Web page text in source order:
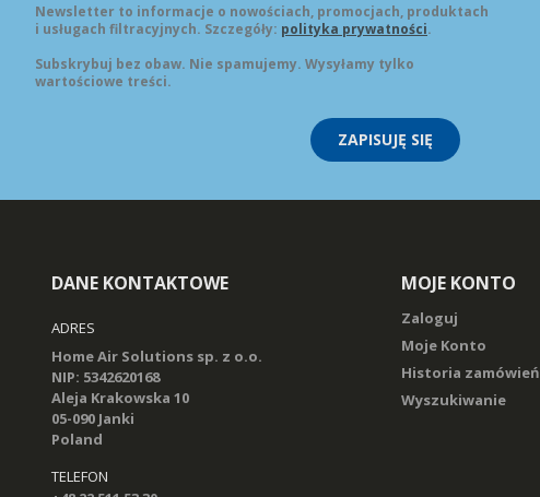
Newsletter to informacje o nowościach, promocjach, produktach
i usługach filtracyjnych. Szczegóły: polityka prywatności.
Subskrybuj bez obaw. Nie spamujemy. Wysyłamy tylko
wartościowe treści.
ZAPISUJĘ SIĘ
DANE KONTAKTOWE
ADRES
Home Air Solutions sp. z o.o.
NIP: 5342620168
Aleja Krakowska 10
05-090 Janki
Poland
TELEFON
MOJE KONTO
Zaloguj
Moje Konto
Historia zamówień
Wyszukiwanie